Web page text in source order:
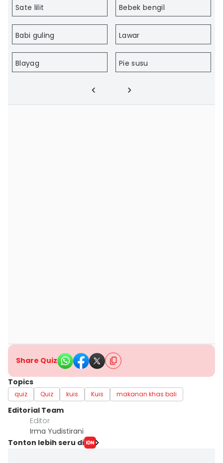
Sate lilit Bebek bengil
Babi guling Lawar
Blayag Pie susu
Share Quiz
Topics
quiz Quiz kuis Kuis makanan khas bali
Editorial Team
Editor
Irma Yudistirani
Tonton lebih seru di